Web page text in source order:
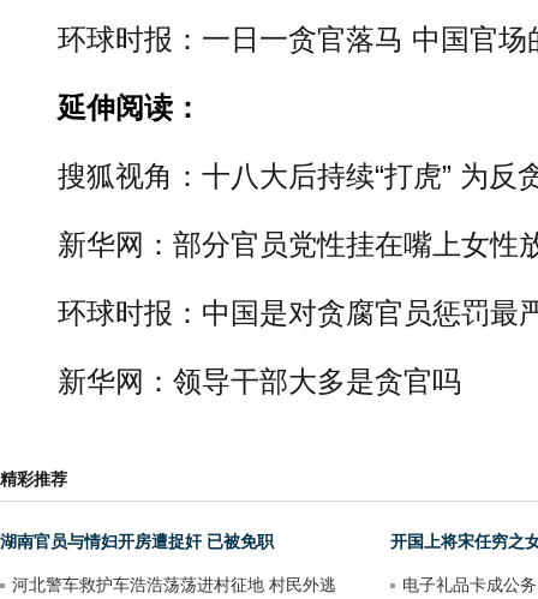
环球时报：一日一贪官落马 中国官场
延伸阅读：
搜狐视角：十八大后持续“打虎” 为反
新华网：部分官员党性挂在嘴上女性
环球时报：中国是对贪腐官员惩罚最
新华网：领导干部大多是贪官吗
精彩推荐
湖南官员与情妇开房遭捉奸 已被免职
河北警车救护车浩浩荡荡进村征地 村民外逃
开国上将宋任穷之
电子礼品卡成公